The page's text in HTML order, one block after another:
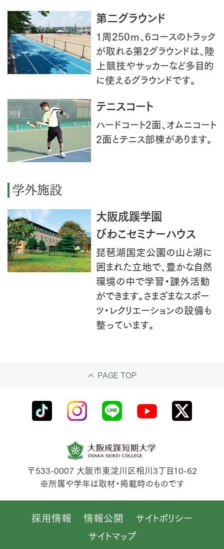
第二グラウンド
1周250ｍ、6コースのトラック
が取れる第2グラウンドは、陸
上競技やサッカーなど多目的
に使えるグラウンドです。
テニスコート
ハードコート2面、オムニコート
2面とテニス部棟があります。
学外施設
大阪成蹊学園
びわこセミナーハウス
琵琶湖国定公園の山と湖に
囲まれた立地で、豊かな自然
環境の中で学習・課外活動
ができます。さまざまなスポー
ツ・レクリエーションの設備も
整っています。
PAGE TOP
〒533-0007 大阪市東淀川区相川3丁目10-62
※所属や学年は取材・掲載時のものです
採用情報 情報公開
サイトポリシー
サイトマップ